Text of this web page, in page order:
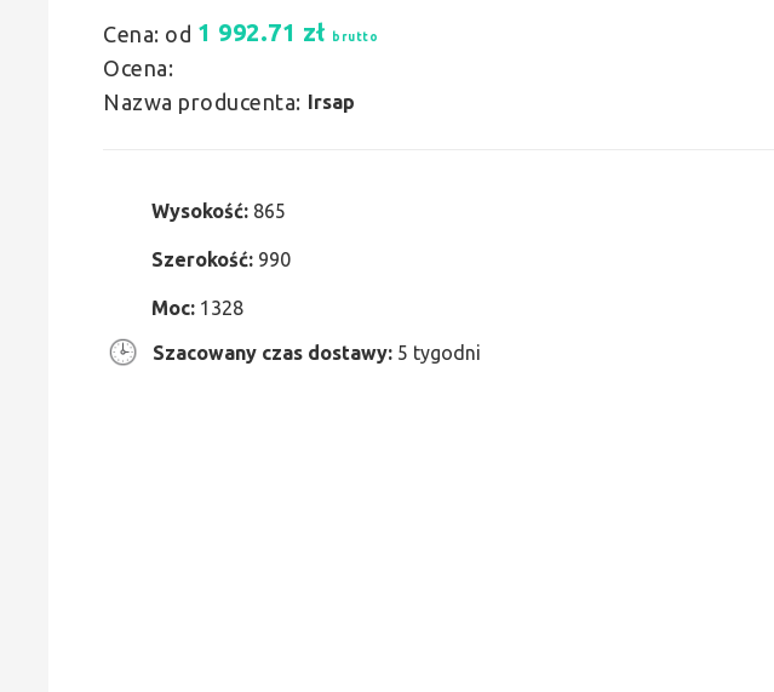
Cena: od 1 992.71 zł brutto
Ocena:
Nazwa producenta: Irsap
Wysokość: 865
Szerokość: 990
Moc: 1328
Szacowany czas dostawy: 5 tygodni